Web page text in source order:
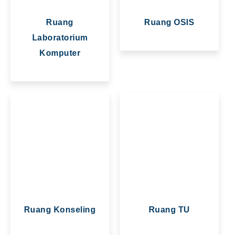
Ruang
Laboratorium
Komputer
Ruang OSIS
Ruang Konseling Ruang TU